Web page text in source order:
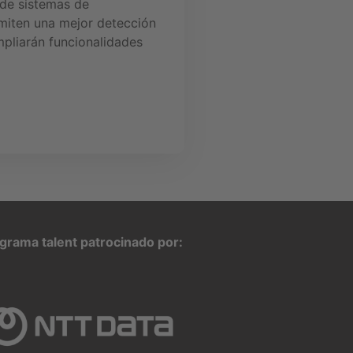
sistemas de
una mejor detección
funcionalidades
talent patrocinado por: